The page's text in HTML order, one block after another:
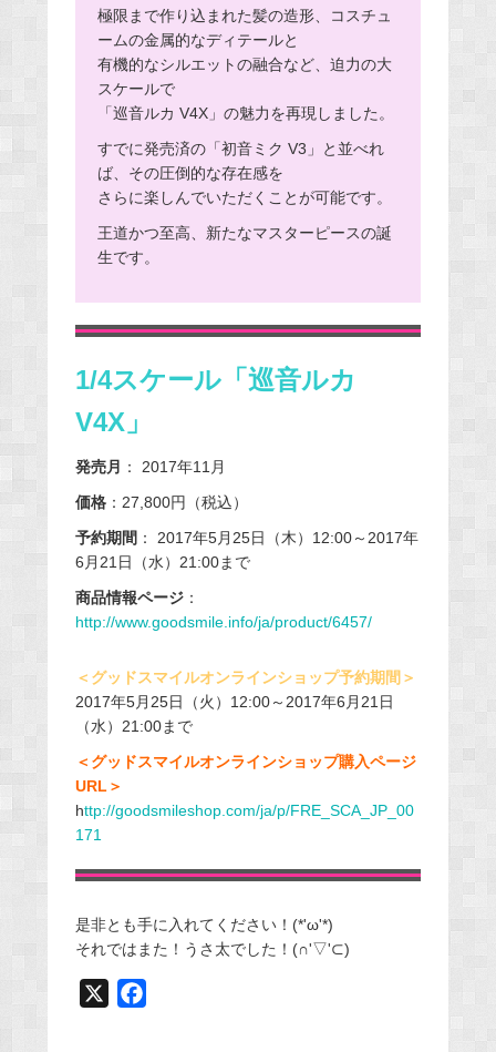
極限まで作り込まれた髪の造形、コスチュ
ームの金属的なディテールと
有機的なシルエットの融合など、迫力の大
スケールで
「巡音ルカ V4X」の魅力を再現しました。
すでに発売済の「初音ミク V3」と並べれ
ば、その圧倒的な存在感を
さらに楽しんでいただくことが可能です。
王道かつ至高、新たなマスターピースの誕
生です。
1/4スケール「巡音ルカ
V4X」
発売月
： 2017年11月
価格：27,800円（税込）
予約期間 ： 2017年5月25日（木）12:00～2017年
6月21日（水）21:00まで
商品情報ページ：
http://www.goodsmile.info/ja/product/6457/
＜グッドスマイルオンラインショップ予約期間＞
2017年5月25日（火）12:00～2017年6月21日
（水）21:00まで
＜グッドスマイルオンラインショップ購入ページ
URL＞
http://goodsmileshop.com/ja/p/FRE_SCA_JP_00
171
是非とも手に入れてください！(*'ω'*)
それではまた！うさ太でした！(∩'▽'⊂)